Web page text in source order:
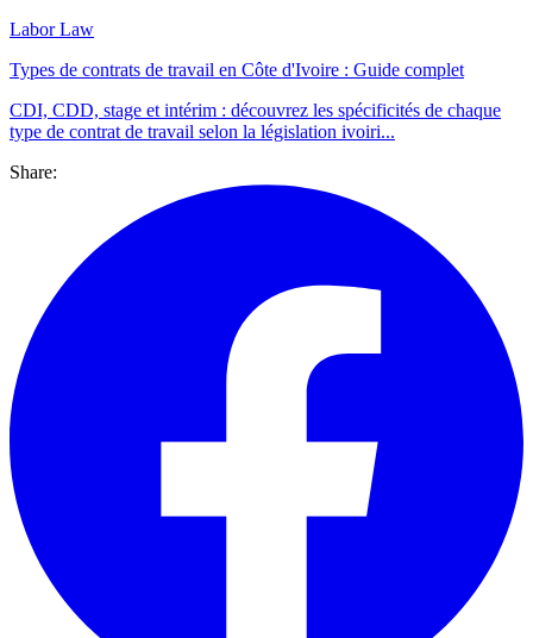
Labor Law
Types de contrats de travail en Côte d'Ivoire : Guide complet
CDI, CDD, stage et intérim : découvrez les spécificités de chaque
type de contrat de travail selon la législation ivoiri...
Share: